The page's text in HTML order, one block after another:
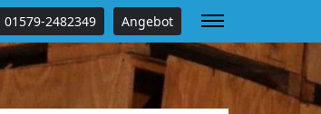
01579-2482349 Angebot